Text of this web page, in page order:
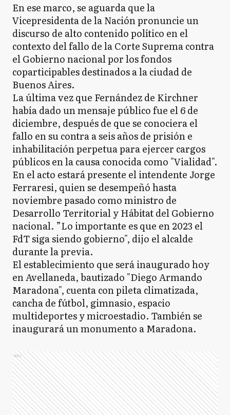
En ese marco, se aguarda que la
Vicepresidenta de la Nación pronuncie un
discurso de alto contenido político en el
contexto del fallo de la Corte Suprema contra
el Gobierno nacional por los fondos
coparticipables destinados a la ciudad de
Buenos Aires.
La última vez que Fernández de Kirchner
había dado un mensaje público fue el 6 de
diciembre, después de que se conociera el
fallo en su contra a seis años de prisión e
inhabilitación perpetua para ejercer cargos
públicos en la causa conocida como "Vialidad".
En el acto estará presente el intendente Jorge
Ferraresi, quien se desempeñó hasta
noviembre pasado como ministro de
Desarrollo Territorial y Hábitat del Gobierno
nacional. ”Lo importante es que en 2023 el
FdT siga siendo gobierno", dijo el alcalde
durante la previa.
El establecimiento que será inaugurado hoy
en Avellaneda, bautizado "Diego Armando
Maradona", cuenta con pileta climatizada,
cancha de fútbol, gimnasio, espacio
multideportes y microestadio. También se
inaugurará un monumento a Maradona.
Ads